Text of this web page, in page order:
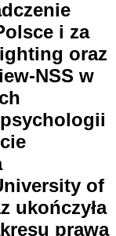
i za
oraz
NSS w
of
ukończyła
prawa